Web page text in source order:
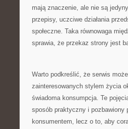
mają znaczenie, ale nie są
przepisy, uczciwe działania
społeczne. Taka równowaga
sprawia, że przekaz strony jest
Warto podkreślić, że serwis
zainteresowanych stylem życia
świadoma konsumpcja. Te
sposób praktyczny i
konsumentem, lecz o to, aby